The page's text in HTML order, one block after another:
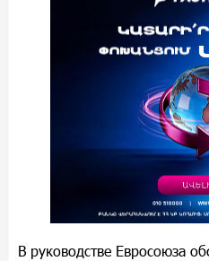
В руководстве Евросоюза